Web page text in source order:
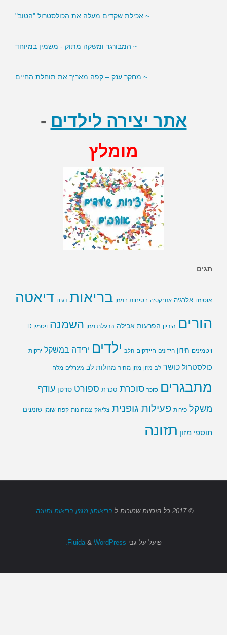
~ אכילת שקדים מעלה את הכולסטרול "הטוב"
~ מחקר ענק – קפה מאריך את תוחלת החיים
אתר יצירה לילדים -
מומלץ
תגים
אוטיזם אלרגיה אנורקסיה בטיחות במזון בריאות דגים דיאטה
הורים היריון הפרעות אכילה הרעלת מזון השמנה ויטמין D
ויטמינים חידון חידונים חיידקים חלב ילדים ירידה במשקל ירקות
כולסטרול כושר לב מזון מזון מהיר מחלות לב מינרלים מלח
מתבגרים סוכר סוכרת סכרת ספורט סרטן עודף
משקל פירות פעילות גופנית צליאק צמחונות קפה שומן שומנים
תוספי מזון תזונה
© 2017 כל הזכויות שמורות ל בריאותון מגזין בריאות ותזונה.
פועל על גבי & WordPress.